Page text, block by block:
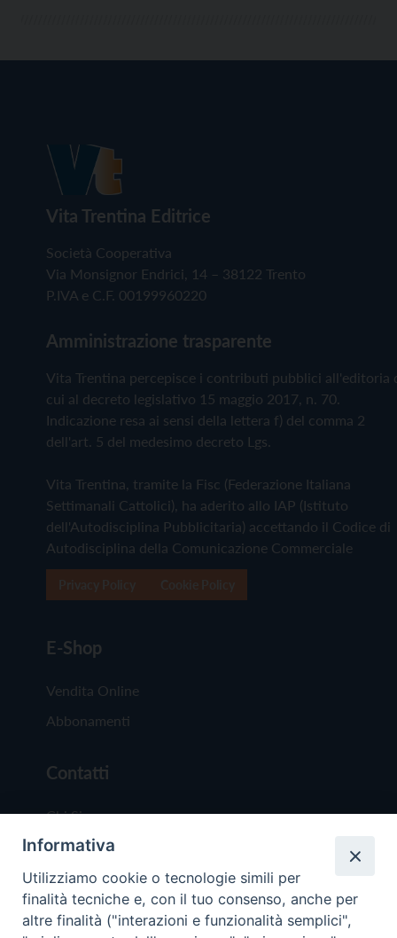
Vita Trentina Editrice
Società Cooperativa
Via Monsignor Endrici, 14 – 38122 Trento
P.IVA e C.F. 00199960220
Amministrazione trasparente
Vita Trentina percepisce i contributi pubblici all'editoria
cui al decreto legislativo 15 maggio 2017, n. 70.
Indicazione resa ai sensi della lettera f) del comma 2
dell'art. 5 del medesimo decreto Lgs.
Vita Trentina, tramite la Fisc (Federazione Italiana
Settimanali Cattolici), ha aderito allo IAP (Istituto
dell'Autodisciplina Pubblicitaria) accettando il Codice di
Autodisciplina della Comunicazione Commerciale
E-Shop
Vendita Online
Abbonamenti
Contatti
Chi Siamo
Redazione
Scrivici
Informativa
Utilizziamo cookie o tecnologie simili per
finalità tecniche e, con il tuo consenso, anche per
altre finalità ("interazioni e funzionalità semplici",